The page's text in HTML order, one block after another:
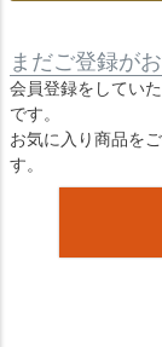
まだご登録が
会員登録をしてい
です。
お気に入り商品を
す。